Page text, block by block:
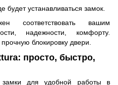
будет устанавливаться замок.
соответствовать вашим
надежности, комфорту.
блокировку двери.
просто, быстро,
замки для удобной работы в